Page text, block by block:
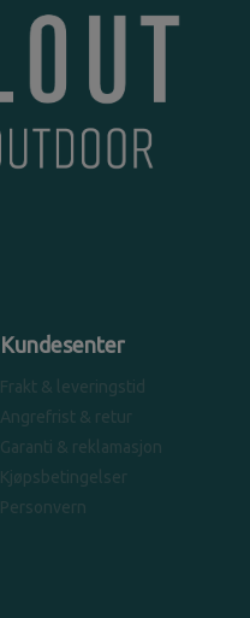
Kundesenter
Frakt & leveringstid
Angrefrist & retur
Garanti & reklamasjon
Kjøpsbetingelser
Personvern